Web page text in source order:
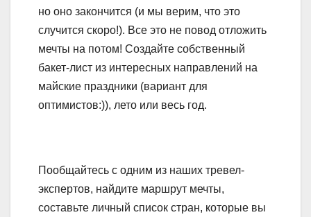
но оно закончится (и мы верим, что это
случится скоро!). Все это не повод отложить
мечты на потом! Создайте собственный
бакет-лист из интересных направлений на
майские праздники (вариант для
оптимистов:)), лето или весь год.
Пообщайтесь с одним из наших тревел-
экспертов, найдите маршрут мечты,
составьте личный список стран, которые вы